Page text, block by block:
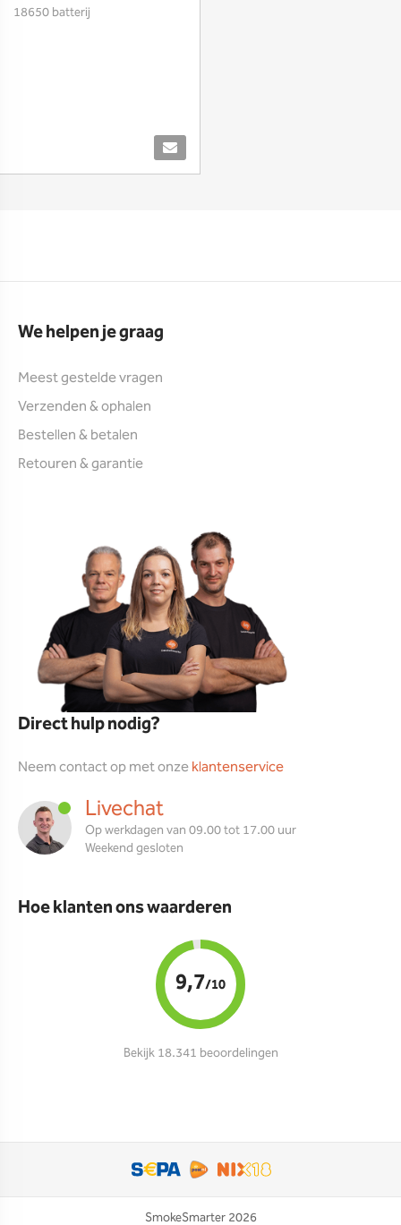
18650 batterij
We helpen je graag
Meest gestelde vragen
Verzenden & ophalen
Bestellen & betalen
Retouren & garantie
Direct hulp nodig?
Neem contact op met onzeklantenservice
Livechat
Op werkdagen van 09.00 tot 17.00 uur
Weekend gesloten
Hoe klanten ons waarderen
9,7/10
Bekijk 18.341 beoordelingen
SmokeSmarter 2026